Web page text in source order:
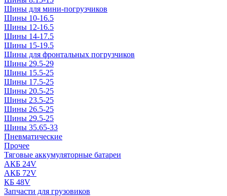
Шины для мини-погрузчиков
Шины 10-16.5
Шины 12-16.5
Шины 14-17.5
Шины 15-19.5
Шины для фронтальных погрузчиков
Шины 29.5-29
Шины 15.5-25
Шины 17.5-25
Шины 20.5-25
Шины 23.5-25
Шины 26.5-25
Шины 29.5-25
Шины 35.65-33
Пневматические
Прочее
Тяговые аккумуляторные батареи
АКБ 24V
АКБ 72V
КБ 48V
Запчасти для грузовиков